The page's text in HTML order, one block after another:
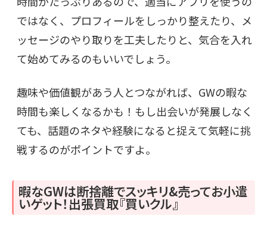
ではなく、プロフィールをしっかり整えたり、メ
ッセージのやり取りを工夫したりと、気合を入れ
て始めてみるのもいいでしょう。
趣味や価値観があう人とつながれば、GWの暇な
時間も楽しくなるかも！もし出会いが発展しなく
ても、話題のネタや経験になると捉えて気軽に挑
戦するのがポイントですよ。
暇なGWは断捨離でスッキリ&売ってお小遣
いゲット！出張買取『買いクル』